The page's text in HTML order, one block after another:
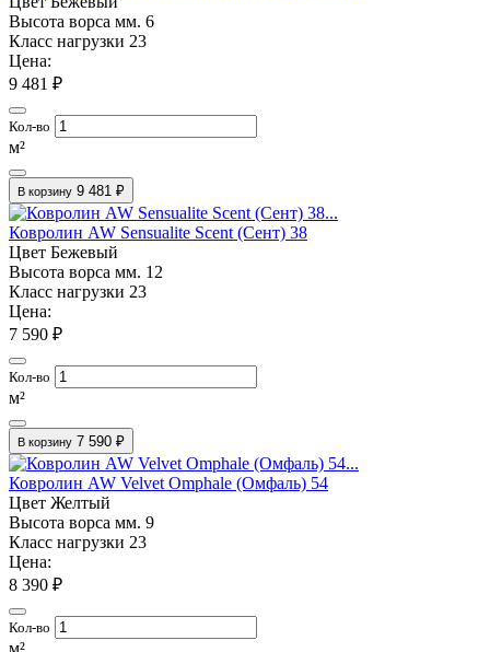
Высота ворса мм. 6
Класс нагрузки 23
Цена:
9 481 ₽
Кол-во
м²
В корзину 9 481 ₽
Ковролин AW Sensualite Scent (Сент) 38
Цвет Бежевый
Высота ворса мм. 12
Класс нагрузки 23
Цена:
7 590 ₽
Кол-во
м²
В корзину 7 590 ₽
Ковролин AW Velvet Omphale (Омфаль) 54
Цвет Желтый
Высота ворса мм. 9
Класс нагрузки 23
Цена:
8 390 ₽
Кол-во
м²